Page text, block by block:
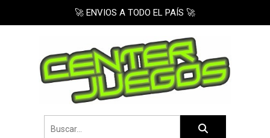
🚀 ENVIOS A TODO EL PAÍS 🚀